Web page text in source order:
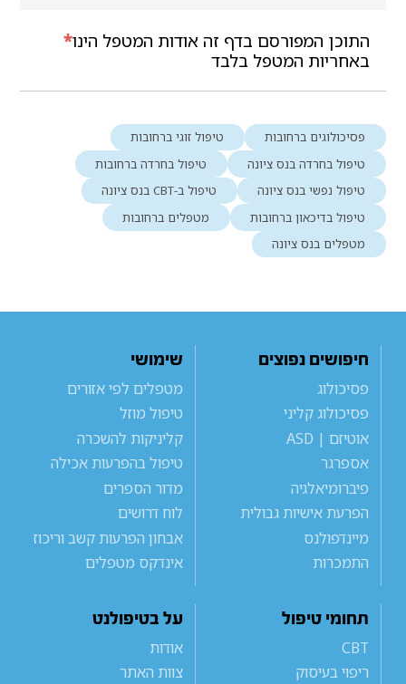
*התוכן המפורסם בדף זה אודות המטפל הינו
באחריות המטפל בלבד
פסיכולוגים ברחובות
טיפול זוגי ברחובות
טיפול בחרדה בנס ציונה
טיפול בחרדה ברחובות
טיפול נפשי בנס ציונה
טיפול ב-CBT בנס ציונה
טיפול בדיכאון ברחובות
מטפלים ברחובות
מטפלים בנס ציונה
חיפושים נפוצים
פסיכולוג
פסיכולוג קליני
אוטיזם | ASD
אספרגר
פיברומיאלגיה
הפרעת אישיות גבולית
מיינדפולנס
התמכרות
שימושי
מטפלים לפי אזורים
טיפול מוזל
קליניקות להשכרה
טיפול בהפרעות אכילה
מדור הספרים
לוח דרושים
אבחון הפרעות קשב וריכוז
אינדקס מטפלים
תחומי טיפול
CBT
ריפוי בעיסוק
על בטיפולנט
אודות
צוות האתר